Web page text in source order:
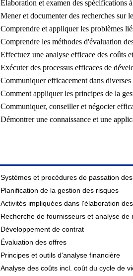
Élaboration et examen des spécifications
Mener et documenter des recherches sur
Comprendre et appliquer les problèmes
Comprendre les méthodes d'évaluation
Effectuez une analyse efficace des coûts
Exécuter des processus efficaces de
Communiquer efficacement dans diverses
Comment appliquer les principes de la
Communiquer, conseiller et négocier
Démontrer une connaissance et une
Systèmes et procédures de passation
Planification de la gestion des risques
Activités impliquées dans l'élaboration
Recherche de fournisseurs et analyse de
Développement de contrat
Évaluation des offres
Principes et outils d'analyse financière
Analyse des coûts incl. coût du cycle de